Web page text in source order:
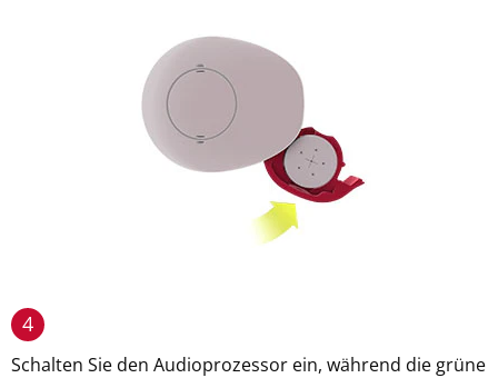
4
Schalten Sie den Audioprozessor ein, während die grüne